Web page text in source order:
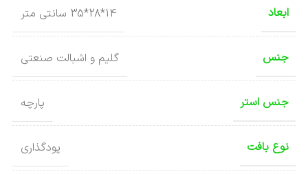
ابعاد 14*28*35 سانتی متر
جنس گلیم و اشبالت صنعتی
جنس استر پارچه
نوع بافت پودگذاری